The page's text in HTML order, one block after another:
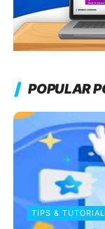
POPULAR
TIPS & TUTORIAL